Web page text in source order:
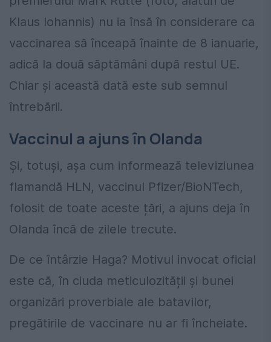
Klaus Iohannis) nu ia însă în considerare ca
vaccinarea să înceapă înainte de 8 ianuarie,
adică la două săptămâni după restul UE.
Chiar și această dată este sub semnul
întrebării.
Vaccinul a ajuns în Olanda
Și, totuși, așa cum informează televiziunea
flamandă HLN, vaccinul Pfizer/BioNTech,
folosit de toate aceste țări, a ajuns deja în
Olanda încă de zilele trecute.
De ce întârzie Haga? Motivul invocat oficial
este că, în ciuda meticulozității și bunei
organizări proverbiale ale batavilor,
pregătirile de vaccinare nu ar fi încheiate.